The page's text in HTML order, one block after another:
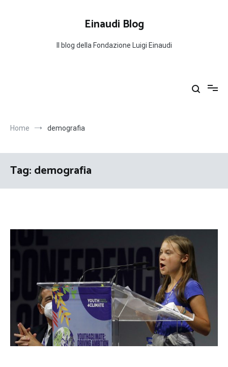
Einaudi Blog
Il blog della Fondazione Luigi Einaudi
Home demografia
Tag:demografia